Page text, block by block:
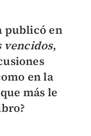
publicó en
vencidos,
en la
más le